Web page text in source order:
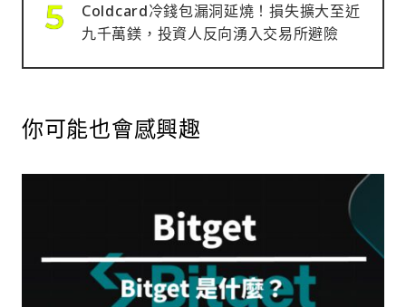
Coldcard冷錢包漏洞延燒！損失擴大至近
九千萬鎂，投資人反向湧入交易所避險
你可能也會感興趣